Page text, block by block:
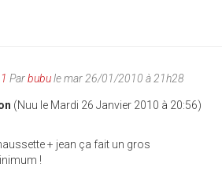
Parbubule mar 26/01/2010 à 21h28
(Nuu le Mardi 26 Janvier 2010 à 20:56)
+ jean ça fait un gros
!